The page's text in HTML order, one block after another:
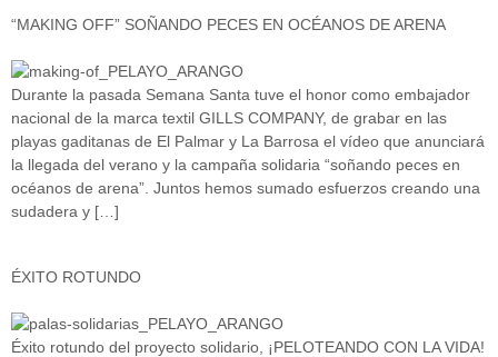
“MAKING OFF” SOÑANDO PECES EN OCÉANOS DE ARENA
Durante la pasada Semana Santa tuve el honor como embajador
nacional de la marca textil GILLS COMPANY, de grabar en las
playas gaditanas de El Palmar y La Barrosa el vídeo que anunciará
la llegada del verano y la campaña solidaria “soñando peces en
océanos de arena”. Juntos hemos sumado esfuerzos creando una
sudadera y […]
ÉXITO ROTUNDO
Éxito rotundo del proyecto solidario, ¡PELOTEANDO CON LA VIDA!